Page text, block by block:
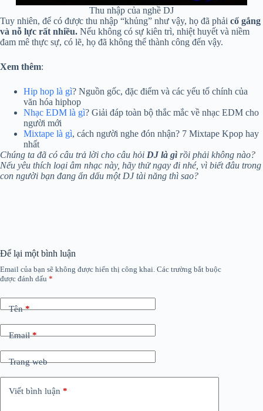
Thu nhập của nghề DJ
Tuy nhiên, để có được thu nhập “khủng” như vậy, họ đã phải cố gắng
và nỗ lực rất nhiều. Nếu không có sự kiên trì, nhiệt huyết và niềm
đam mê thực sự, có lẽ, họ đã không thể thành công đến vậy.
Xem thêm:
Hip hop là gì? Nguồn gốc, đặc điểm và các yếu tố chính của
văn hóa hiphop
Nhạc EDM là gì? Giải đáp toàn bộ thắc mắc về nhạc EDM cho
người mới
Mixtape là gì, cách người nghe đón nhận? 7 Mixtape Kpop hay
nhất
Chúng ta đã có câu trả lời cho câu hỏi DJ là gì rồi phải không nào?
Nếu yêu thích loại âm nhạc này, hãy thử ngay đi nhé, vì biết đâu trong
con người bạn đang ẩn dấu một DJ tài năng thì sao?
Để lại một bình luận
Email của bạn sẽ không được hiển thị công khai. Các trường bắt buộc
được đánh dấu *
Tên*
Email*
Trang web
Viết bình luận *